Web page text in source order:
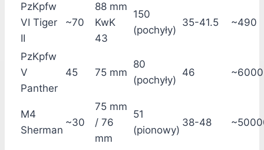
PzKpfw
VI Tiger
II
~70
88 mm
KwK
43
150
(pochyły)
35-41.5 ~490
PzKpfw
V
Panther
45 75 mm
80
(pochyły)
46 ~6000
M4
Sherman
~30
75 mm
/ 76
mm
51
(pionowy)
38-48